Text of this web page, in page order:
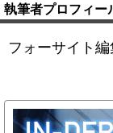
執筆者プロフィー
フォーサイト